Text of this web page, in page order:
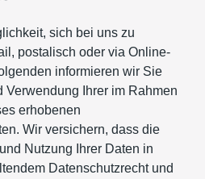
sich bei uns zu
postalisch oder via Online-
informieren wir Sie
Verwendung Ihrer im Rahmen
erhobenen
Wir versichern, dass die
Nutzung Ihrer Daten in
Datenschutzrecht und